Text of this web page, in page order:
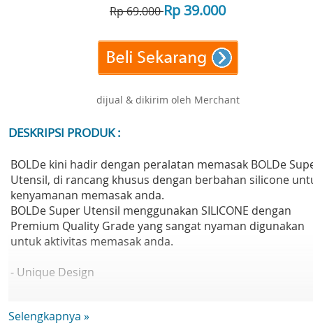
Rp 69.000Rp 39.000
dijual & dikirim oleh Merchant
DESKRIPSI PRODUK :
BOLDe kini hadir dengan peralatan memasak BOLDe
Utensil, di rancang khusus dengan berbahan silicone
kenyamanan memasak anda.
BOLDe Super Utensil menggunakan SILICONE dengan
Premium Quality Grade yang sangat nyaman digunakan
untuk aktivitas memasak anda.
- Unique Design
- Silicone Material
Selengkapnya »